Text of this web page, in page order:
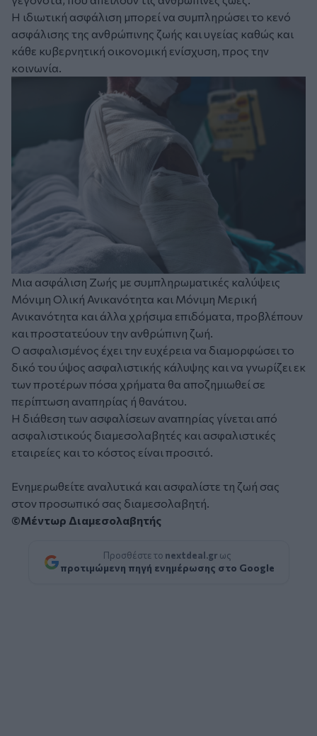
Η ιδιωτική ασφάλιση μπορεί να συμπληρώσει το κενό
ασφάλισης της ανθρώπινης ζωής και υγείας καθώς και
κάθε κυβερνητική οικονομική ενίσχυση, προς την
κοινωνία.
Μια ασφάλιση Ζωής με συμπληρωματικές καλύψεις
Μόνιμη Ολική Ανικανότητα και Μόνιμη Μερική
Ανικανότητα και άλλα χρήσιμα επιδόματα, προβλέπουν
και προστατεύουν την ανθρώπινη ζωή.
Ο ασφαλισμένος έχει την ευχέρεια να διαμορφώσει το
δικό του ύψος ασφαλιστικής κάλυψης και να γνωρίζει εκ
των προτέρων πόσα χρήματα θα αποζημιωθεί σε
περίπτωση αναπηρίας ή θανάτου.
Η διάθεση των ασφαλίσεων αναπηρίας γίνεται από
ασφαλιστικούς διαμεσολαβητές και ασφαλιστικές
εταιρείες και το κόστος είναι προσιτό.
Ενημερωθείτε αναλυτικά και ασφαλίστε τη ζωή σας
στον προσωπικό σας διαμεσολαβητή.
©Μέντωρ Διαμεσολαβητής
Προσθέστε το nextdeal.gr ως
προτιμώμενη πηγή ενημέρωσης στο Google